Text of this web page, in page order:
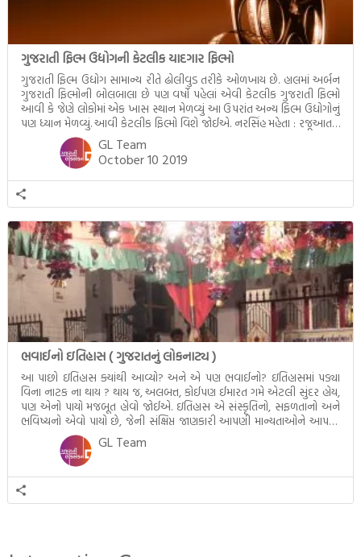
ગુજરાતી ફિલ્મ ઉદ્યોગની કેટલીક યાદગાર ફિલ્મો
ગુજરાતી ફિલ્મ ઉદ્યોગ સામાન્ય રીતે ઢોલીવુડ તરીકે ઓળખાય છે. હાલમાં અર્બન
ગુજરાતી ફિલ્મોની બોલબાલા છે પણ વર્ષો પહેલાં એવી કેટલીક ગુજરાતી ફિલ્મો
આવી કે જેણે લોકોમાં એક ખાસ સ્થાન મેળવ્યુંં આ ઉપરાંત અન્ય ફિલ્મ ઉદ્યોગોનું
પણ ધ્યાન મેળવ્યું. આવી કેટલીક ફિલ્મો વિશે જોઈએ. નરસિંહ મહેતા : રજૂઆતનું
વર્ષ (Film Release Year) : 1932 દિગ્દર્શક (Director) : નાનુભાઈ […]
GL Team
October 10 2019
ભવાઈનો ઇતિહાસ ( ગુજરાતનું લોકનાટ્ય )
આ પાછો ઇતિહાસ ક્યાંથી આવ્યો? અને એ પણ ભવાઈનો? ઇતિહાસમાં પડ્યા
વિના નાટક ના થાય ? થાય જ, અલબત્ત, કોઈપણ ઈમારત ગમે એટલી સુંદર હોય,
પણ એનો પાયો મજબૂત હોવો જોઈએ. ઇતિહાસ એ સંસ્કૃતિનો, સફળતાનો અને
ભવિષ્યનો એવો પાયો છે, જેની સંક્ષિપ્ત જાણકારી આપણી માન્યતાઓને આપણા
કન્સેપ્ટને ક્લીયર કરે છે. ભવાઈના જનક – અસાઈત ઠાકર […]
GL Team